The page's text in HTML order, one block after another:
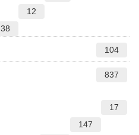
12
38
104
837
17
147